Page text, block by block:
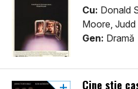
Cu: Donald
Moore,
Gen: Dramă
Cine stie